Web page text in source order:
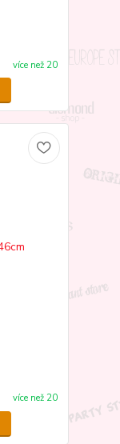
více než 20
více než 20